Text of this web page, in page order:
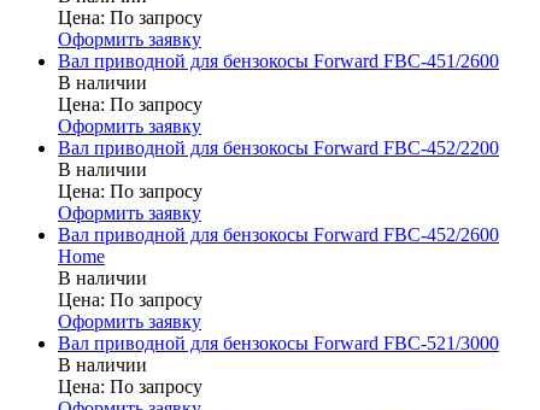
Цена: По запросу
Оформить заявку
Вал приводной для бензокосы Forward FBC-451/2600
В наличии
Цена: По запросу
Оформить заявку
Вал приводной для бензокосы Forward FBC-452/2200
В наличии
Цена: По запросу
Оформить заявку
Вал приводной для бензокосы Forward FBC-452/2600
Home
В наличии
Цена: По запросу
Оформить заявку
Вал приводной для бензокосы Forward FBC-521/3000
В наличии
Цена: По запросу